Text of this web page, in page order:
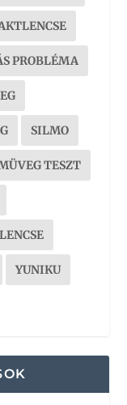
PROBLÉMA
SILMO
TESZT
YUNIKU